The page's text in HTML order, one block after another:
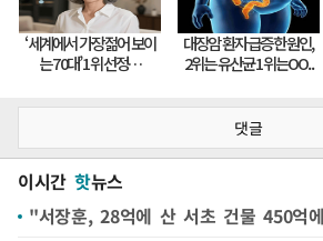
댓글
이시간 핫뉴스
"서장훈, 28억에 산 서초 건물 450억